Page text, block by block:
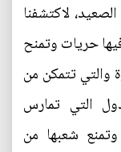
لاكتشفنا
حريات وتمنح
والتي تتمكن من
التي تمارس
شعبها من